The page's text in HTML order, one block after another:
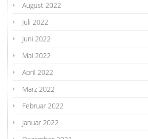
August 2022
Juli 2022
Juni 2022
Mai 2022
April 2022
März 2022
Februar 2022
Januar 2022